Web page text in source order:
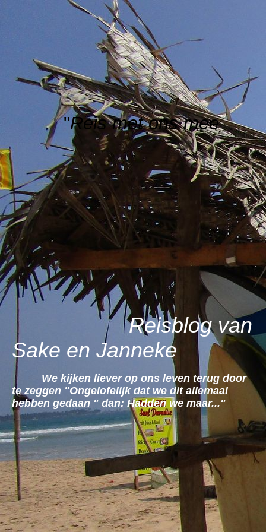
"Reis met ons mee
"
Reisblog van
Sake en Janneke
We kijken liever op ons leven terug door
te zeggen "Ongelofelijk dat we dit allemaal
hebben gedaan " dan: Hadden we maar..."